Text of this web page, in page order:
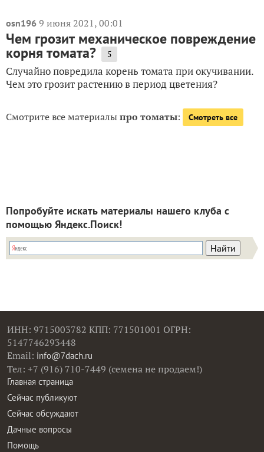
osn196 9 июня 2021, 00:01
Чем грозит механическое повреждение
корня томата? 5
Случайно повредила корень томата при окучивании.
Чем это грозит растению в период цветения?
Смотрите все материалыпро томаты: Смотреть все
Попробуйте искать материалы нашего клуба с
помощью Яндекс.Поиск!
ИНН: 9715003782 КПП: 771501001 ОГРН:
5147746293448
Email: info@7dach.ru
Тел: +7 (916) 710-7449 (семена не продаем!)
Главная страница
Сейчас публикуют
Сейчас обсуждают
Дачные вопросы
Помощь